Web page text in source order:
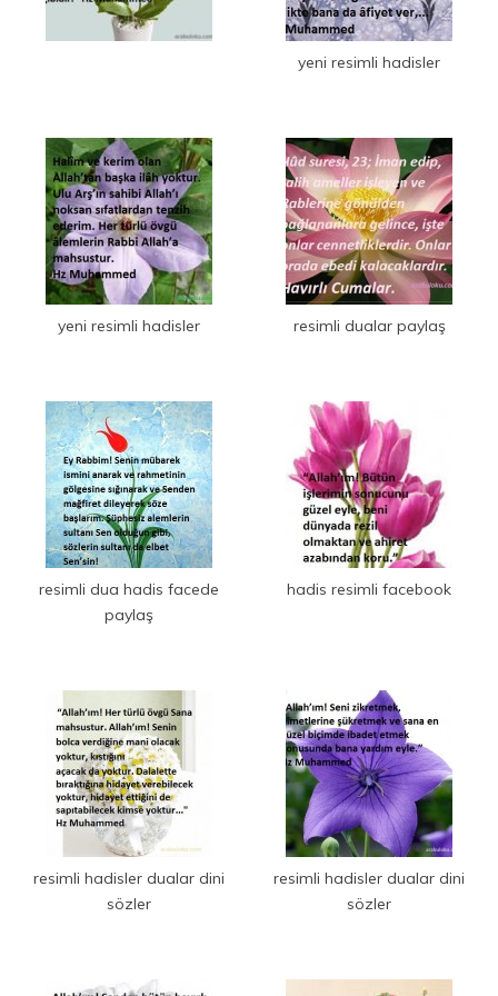
yeni resimli hadisler
yeni resimli hadisler resimli dualar paylaş
resimli dua hadis facede
paylaş
hadis resimli facebook
resimli hadisler dualar dini
sözler
resimli hadisler dualar dini
sözler